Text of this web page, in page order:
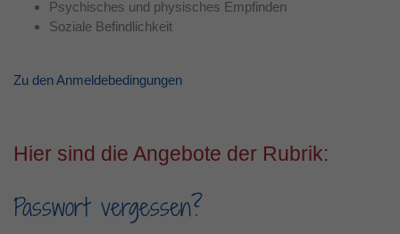
Psychisches und physisches Empfinden
Soziale Befindlichkeit
Zu den Anmeldebedingungen
Hier sind die Angebote der Rubrik:
Passwort vergessen?
Laufzeit 1 Jahr
Zweck
Cookie-Einstellungen für diese Website zu